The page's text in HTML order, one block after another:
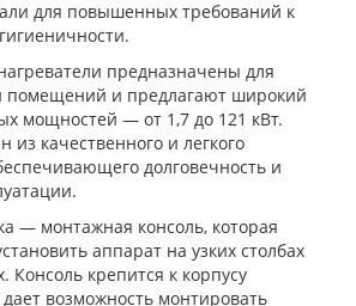
для повышенных требований к
предназначены для
помещений и предлагают широкий
мощностей — от 1,7 до 121 кВт.
из качественного и легкого
долговечность и
— монтажная консоль, которая
аппарат на узких столбах
Консоль крепится к корпусу
возможность монтировать